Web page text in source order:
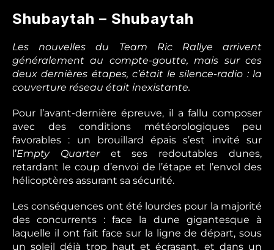
Shubaytah – Shubaytah
Les nouvelles du Team Ric Rallye arrivent
généralement au compte-goutte, mais sur ces
deux dernières étapes, c’était le silence-radio : la
couverture réseau était inexistante.
Pour l’avant-dernière épreuve, il a fallu composer
avec des conditions météorologiques peu
favorables : un brouillard épais s’est invité sur
l’Empty Quarteret ses redoutables dunes,
retardant le coup d’envoi de l’étape et l’envol des
hélicoptères assurant sa sécurité.
Les conséquences ont été lourdes pour la majorité
des concurrents : face la dune gigantesque à
laquelle il ont fait face sur la ligne de départ, sous
un soleil déjà trop haut et écrasant, et dans un